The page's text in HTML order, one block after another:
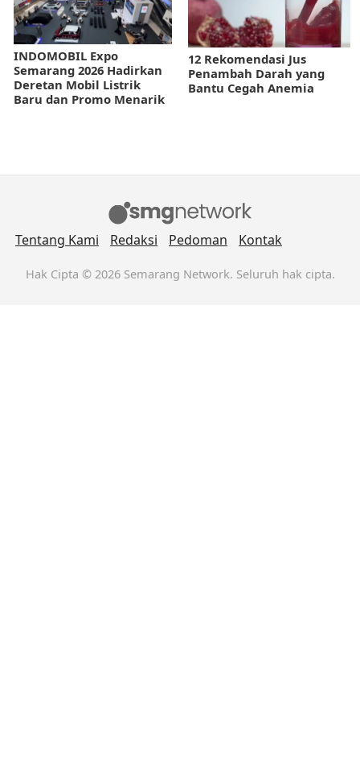
INDOMOBIL Expo
Semarang 2026 Hadirkan
Deretan Mobil Listrik
Baru dan Promo Menarik
12 Rekomendasi Jus
Penambah Darah yang
Bantu Cegah Anemia
Tentang Kami Redaksi Pedoman Kontak
Hak Cipta © 2026 Semarang Network. Seluruh hak cipta.